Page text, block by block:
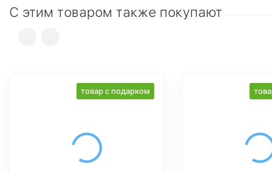
С этим товаром также покупают
товар с подарком